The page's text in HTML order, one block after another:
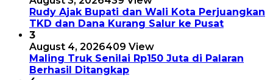
Rudy Ajak Bupati dan Wali Kota Perjuangkan
TKD dan Dana Kurang Salur ke Pusat
3
August 4, 2026409 View
Maling Truk Senilai Rp150 Juta di Palaran
Berhasil Ditangkap